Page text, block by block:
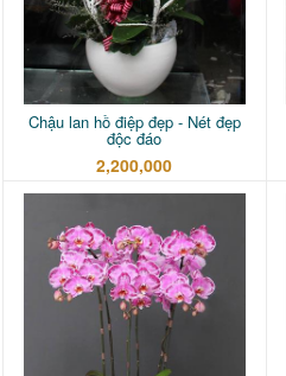
Chậu lan hồ điệp đẹp - Nét đẹp
độc đáo
2,200,000